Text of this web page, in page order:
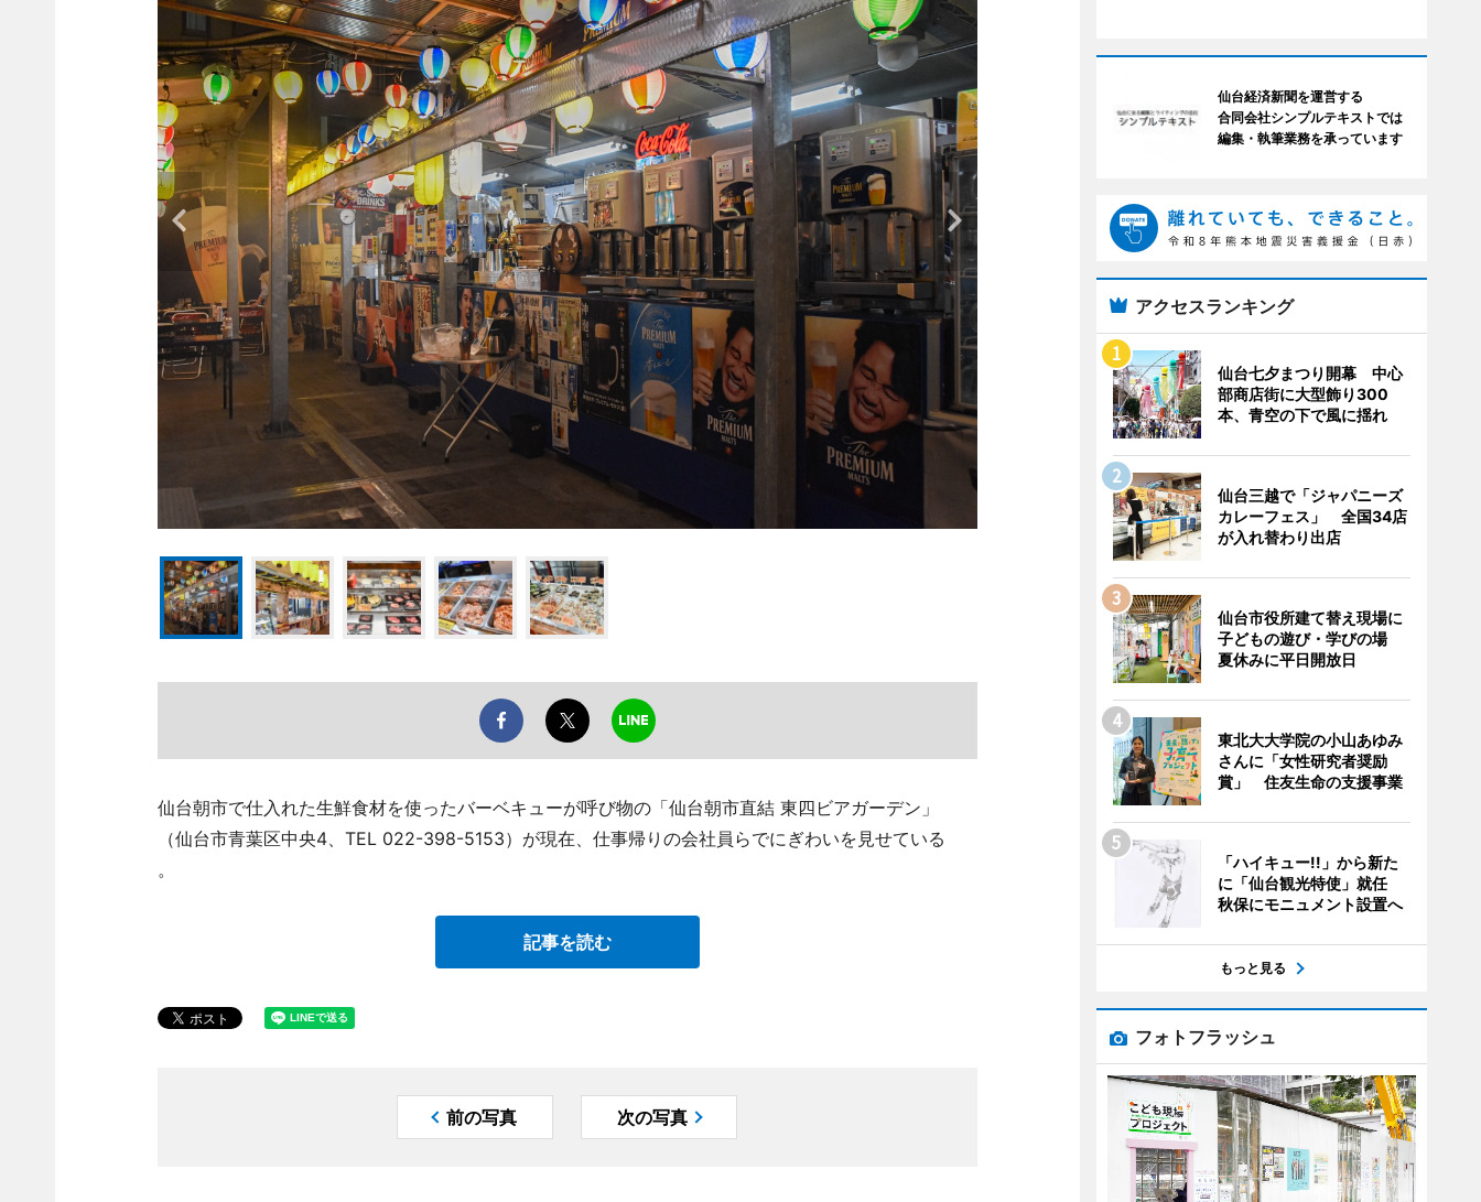
仙台朝市で仕入れた生鮮食材を使ったバーベキューが呼び物の「仙台朝市直結 東四ビアガーデン」
（仙台市青葉区中央4、TEL 022-398-5153）が現在、仕事帰りの会社員らでにぎわいを見せている
。
記事を読む
前の写真 次の写真
仙台経済新聞を運営する
合同会社シンプルテキストでは
編集・執筆業務を承っています
アクセスランキング
仙台七夕まつり開幕 中心
部商店街に大型飾り300
本、青空の下で風に揺れ
仙台三越で「ジャパニーズ
カレーフェス」 全国34店
が入れ替わり出店
仙台市役所建て替え現場に
子どもの遊び・学びの場
夏休みに平日開放日
東北大大学院の小山あゆみ
さんに「女性研究者奨励
賞」 住友生命の支援事業
「ハイキュー!!」から新た
に「仙台観光特使」就任
秋保にモニュメント設置へ
もっと見る
フォトフラッシュ